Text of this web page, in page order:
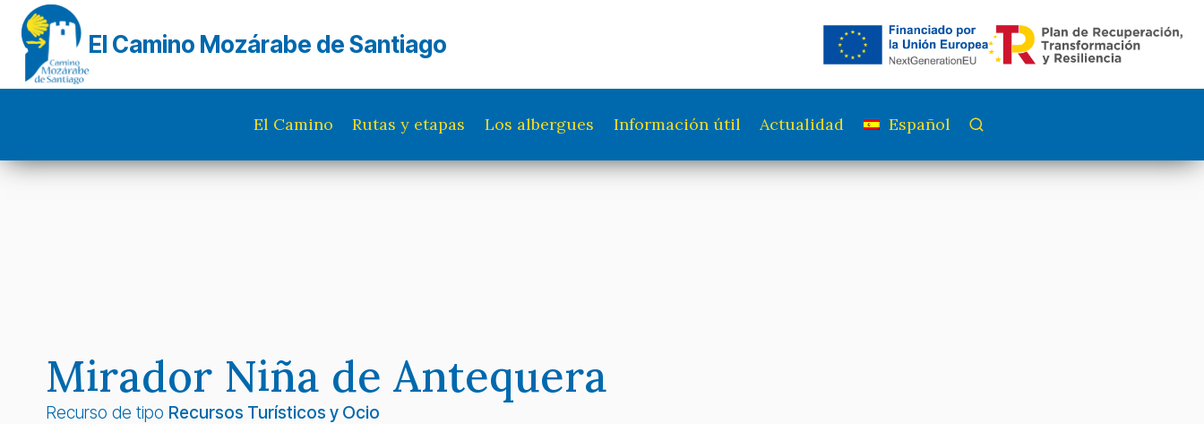
Saltar
contenido
El Camino Mozárabe de Santiago
El Camino Rutas y etapas Los albergues Información útil Actualidad Español
Mirador Niña de Antequera
Recurso de tipo Recursos Turísticos y Ocio